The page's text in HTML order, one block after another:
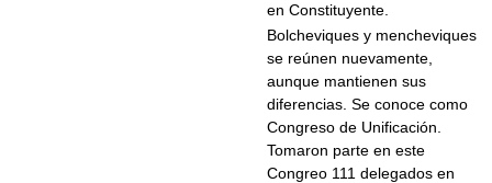
en Constituyente.
Bolcheviques y mencheviques
se reúnen nuevamente,
aunque mantienen sus
diferencias. Se conoce como
Congreso de Unificación.
Tomaron parte en este
Congreo 111 delegados en